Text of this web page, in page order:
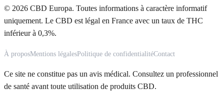
© 2026 CBD Europa. Toutes informations à caractère informatif
uniquement. Le CBD est légal en France avec un taux de THC
inférieur à 0,3%.
À proposMentions légalesPolitique de confidentialitéContact
Ce site ne constitue pas un avis médical. Consultez un professionnel
de santé avant toute utilisation de produits CBD.